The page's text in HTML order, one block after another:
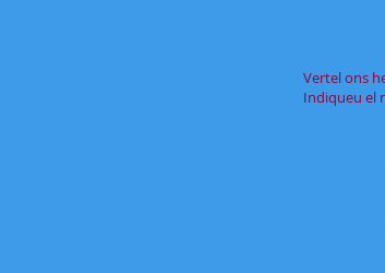
Vertel ons
Indiqueu el